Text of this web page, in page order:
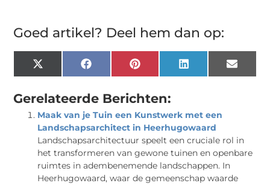
Goed artikel? Deel hem dan op:
X
(Twitter)
FacebookPinterestLinkedInEmail
Gerelateerde Berichten:
Maak van je Tuin een Kunstwerk met een
Landschapsarchitect in Heerhugowaard
Landschapsarchitectuur speelt een cruciale rol in
het transformeren van gewone tuinen en openbare
ruimtes in adembenemende landschappen. In
Heerhugowaard, waar de gemeenschap waarde